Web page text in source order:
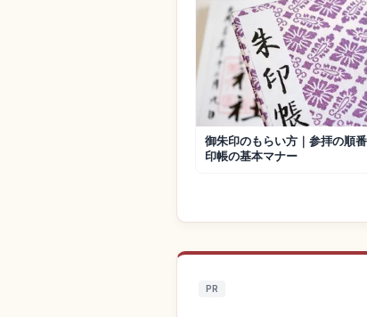
御朱印のもらい方｜参拝の順
印帳の基本マナー
PR